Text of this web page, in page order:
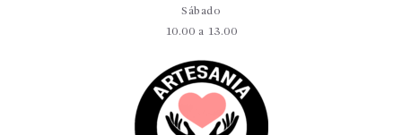
Sábado
10.00 a 13.00